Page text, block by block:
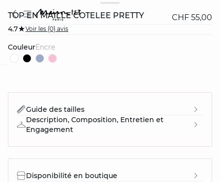
TOP EN MAILLE COTELÉE PRETTY CHF 55,00
4.7 Voir les {0} avis
Couleur encre
Guide des tailles
Description, Composition, Entretien et
Engagement
Disponibilité en boutique